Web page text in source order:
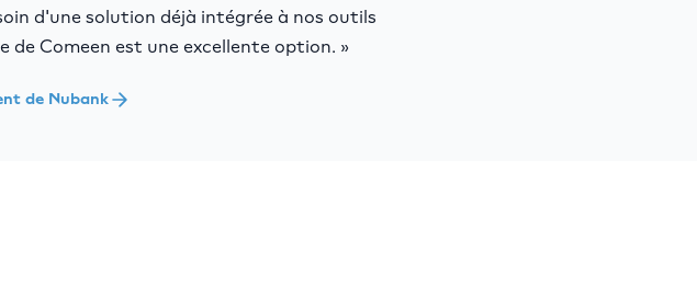
d'une solution déjà intégrée à nos outils
Comeen est une excellente option. »
de Nubank